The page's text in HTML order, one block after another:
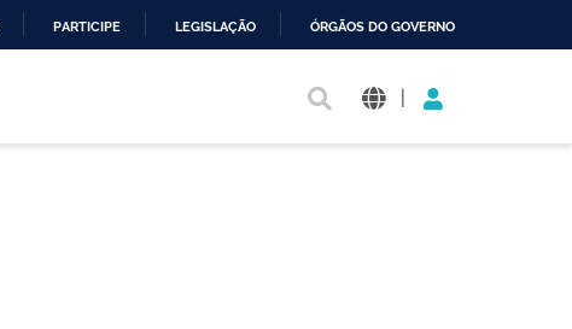
PARTICIPE LEGISLAÇÃO ÓRGÃOS DO GOVERNO
|